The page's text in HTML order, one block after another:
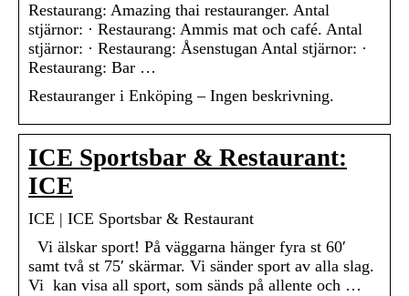
Restaurang: Amazing thai restauranger. Antal
stjärnor: · Restaurang: Ammis mat och café. Antal
stjärnor: · Restaurang: Åsenstugan Antal stjärnor: ·
Restaurang: Bar …
Restauranger i Enköping – Ingen beskrivning.
ICE Sportsbar & Restaurant:
ICE
ICE | ICE Sportsbar & Restaurant
Vi älskar sport! På väggarna hänger fyra st 60′
samt två st 75′ skärmar. Vi sänder sport av alla slag.
Vi kan visa all sport, som sänds på allente och …